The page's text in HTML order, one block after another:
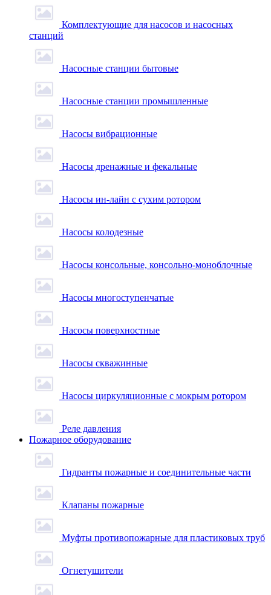
Комплектующие для насосов и насосных
станций
Насосные станции бытовые
Насосные станции промышленные
Насосы вибрационные
Насосы дренажные и фекальные
Насосы ин-лайн с сухим ротором
Насосы колодезные
Насосы консольные, консольно-моноблочные
Насосы многоступенчатые
Насосы поверхностные
Насосы скважинные
Насосы циркуляционные с мокрым ротором
Реле давления
Пожарное оборудование
Гидранты пожарные и соединительные части
Клапаны пожарные
Муфты противопожарные для пластиковых труб
Огнетушители